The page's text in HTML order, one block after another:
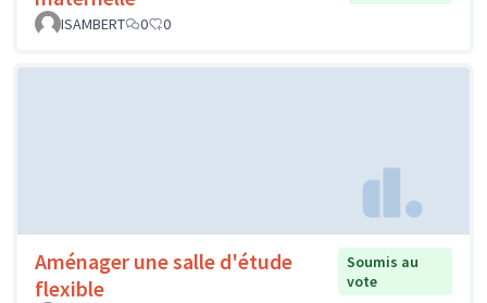
ISAMBERT
0 0
Aménager une salle d'étude
flexible
Soumis au
vote